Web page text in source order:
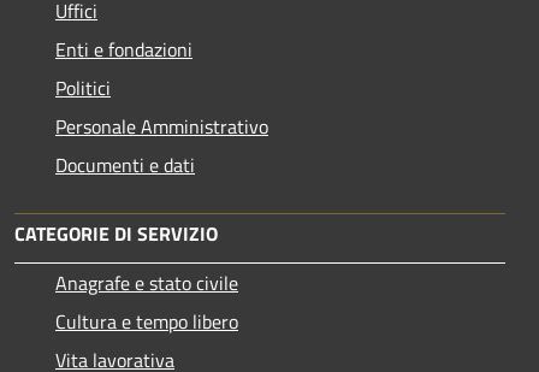
Uffici
Enti e fondazioni
Politici
Personale Amministrativo
Documenti e dati
CATEGORIE DI SERVIZIO
Anagrafe e stato civile
Cultura e tempo libero
Vita lavorativa